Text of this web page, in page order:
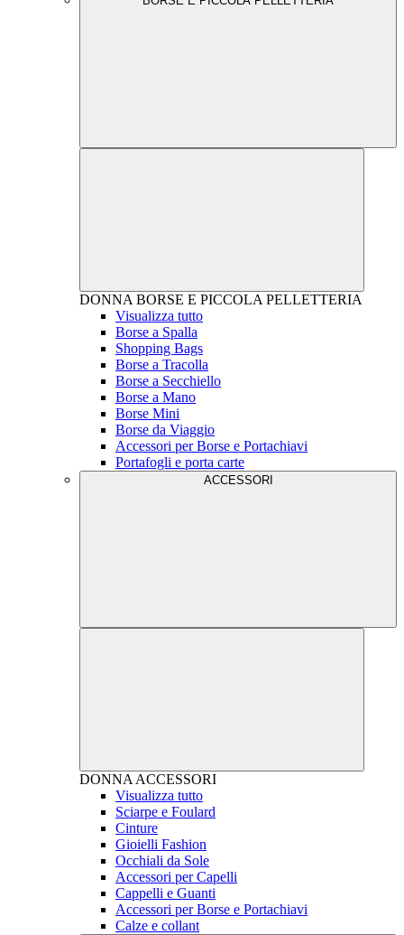
DONNA BORSE E PICCOLA PELLETTERIA
Visualizza tutto
Borse a Spalla
Shopping Bags
Borse a Tracolla
Borse a Secchiello
Borse a Mano
Borse Mini
Borse da Viaggio
Accessori per Borse e Portachiavi
Portafogli e porta carte
ACCESSORI
DONNA ACCESSORI
Visualizza tutto
Sciarpe e Foulard
Cinture
Gioielli Fashion
Occhiali da Sole
Accessori per Capelli
Cappelli e Guanti
Accessori per Borse e Portachiavi
Calze e collant